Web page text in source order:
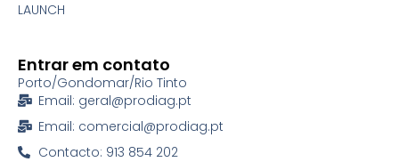
LAUNCH
Entrar em contato
Porto/Gondomar/Rio Tinto
Email: geral@prodiag.pt
Email: comercial@prodiag.pt
Contacto: 913 854 202